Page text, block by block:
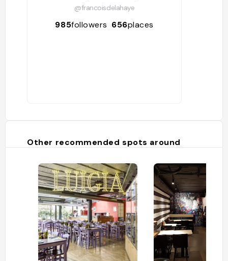
@francoisdelahaye
985followers 656places
Other recommended spots around